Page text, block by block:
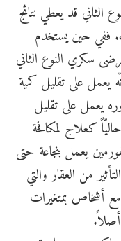
قد يعطي نتائج
ففي حين يستخدم
سكري النوع الثاني
يعمل على تقليل كمية
يعمل على تقليل
كعلاج لمكافحة
يعمل بنجاعة حتى
من العقار والتي
أشخاص بمتغيرات